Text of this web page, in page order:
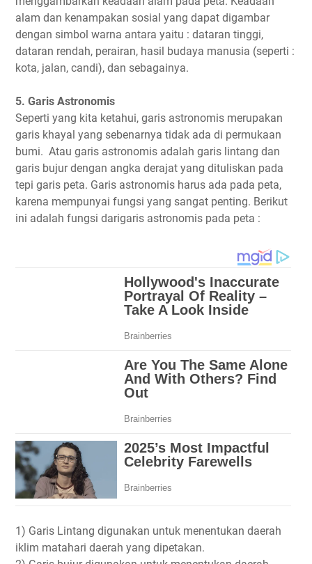
alam dan kenampakan sosial yang dapat digambar
dengan simbol warna antara yaitu : dataran tinggi,
dataran rendah, perairan, hasil budaya manusia (seperti :
kota, jalan, candi), dan sebagainya.
5. Garis Astronomis
Seperti yang kita ketahui, garis astronomis merupakan
garis khayal yang sebenarnya tidak ada di permukaan
bumi. Atau garis astronomis adalah garis lintang dan
garis bujur dengan angka derajat yang dituliskan pada
tepi garis peta. Garis astronomis harus ada pada peta,
karena mempunyai fungsi yang sangat penting. Berikut
ini adalah fungsi darigaris astronomis pada peta :
1) Garis Lintang digunakan untuk menentukan daerah
iklim matahari daerah yang dipetakan.